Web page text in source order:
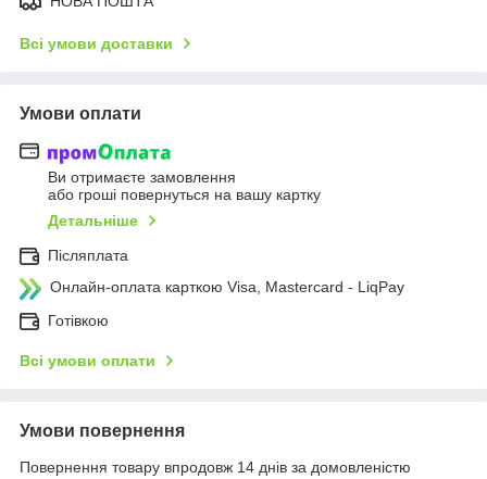
Всі умови доставки
Умови оплати
Ви отримаєте замовлення
або гроші повернуться на вашу картку
Детальніше
Післяплата
Онлайн-оплата карткою Visa, Mastercard - LiqPay
Готівкою
Всі умови оплати
Умови повернення
Повернення товару впродовж 14 днів за домовленістю